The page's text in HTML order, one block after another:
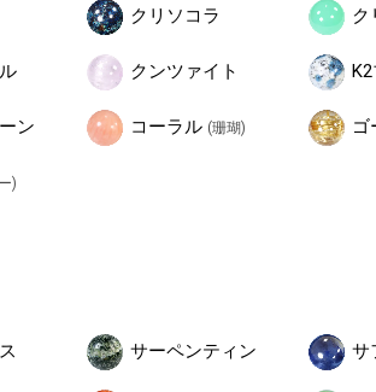
クリソコラ ク
クンツァイト
ン コーラル (珊瑚) ゴ
)
サーペンティン サ